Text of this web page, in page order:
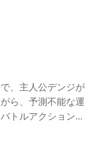
、主人公デンジが
ら、予測不能な運
トルアクション...